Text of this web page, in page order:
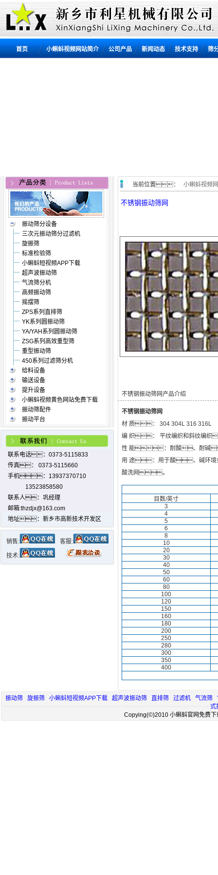
首页 小蝌蚪视频网站简介 公司产品 新闻动态 技术支持 筛
振动筛分设备
三次元振动筛分过滤机
旋振筛
标准检验筛
小蝌蚪短视频APP下载
超声波振动筛
气流筛分机
高频振动筛
摇摆筛
ZPS系列直排筛
YK系列圆振动筛
YA/YAH系列圆振动筛
ZSG系列高效重型筛
重型振动筛
450系列过滤筛分机
给料设备
输送设备
提升设备
小蝌蚪视频黄色网站免费下载
振动筛配件
振动平台
联系电话：0373-5115833
传真： 0373-5115660
手机：13937370710
13523858580
联系人：巩经理
邮箱:thzdjx@163.com
地址：新乡市高新技术开发区
销售: 客服:
技术:
当前位置： 小蝌蚪视频
不锈钢振动筛网
不锈钢振动筛网产品介绍
不锈钢振动筛网
材 质： 304 304L 316 316L
编 织： 平纹编织和斜纹编
性 能：耐酸、耐碱
用 途：用于酸、碱环境
酸洗网。
目数/英寸
3
4
5
6
8
10
20
30
40
50
60
80
100
120
150
160
180
200
250
280
300
350
400
振动筛 旋振筛 小蝌蚪短视频APP下载 超声波振动筛 直排筛 过滤机 气流筛
式
Copying(©)2010 小蝌蚪官网免费